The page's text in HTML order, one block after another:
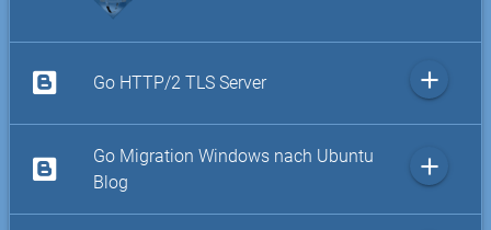
Go HTTP/2 TLS Server add
Go Migration Windows nach Ubuntu
Blog
add